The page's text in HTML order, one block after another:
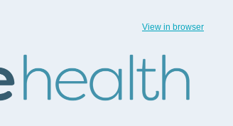
View in browser